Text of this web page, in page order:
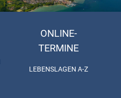
ONLINE-
TERMINE
LEBENSLAGEN A-Z